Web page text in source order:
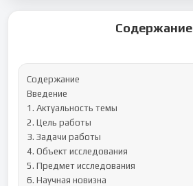
Содержание
Содержание
Введение
1. Актуальность темы
2. Цель работы
3. Задачи работы
4. Объект исследования
5. Предмет исследования
6. Научная новизна